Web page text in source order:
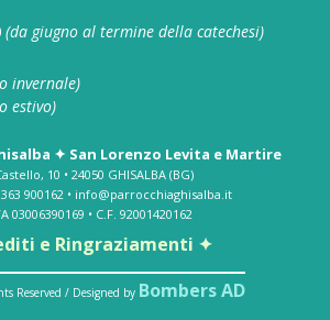
(da giugno al termine della catechesi)
invernale)
estivo)
✦ San Lorenzo Levita e Martire
10 • 24050 GHISALBA (BG)
900162 • info@parrocchiaghisalba.it
03006390169 • C.F. 92001420162
e Ringraziamenti ✦
Reserved / Designed by Bombers AD